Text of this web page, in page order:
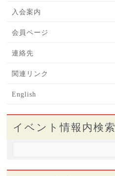
入会案内
会員ページ
連絡先
関連リンク
English
イベント情報内検索